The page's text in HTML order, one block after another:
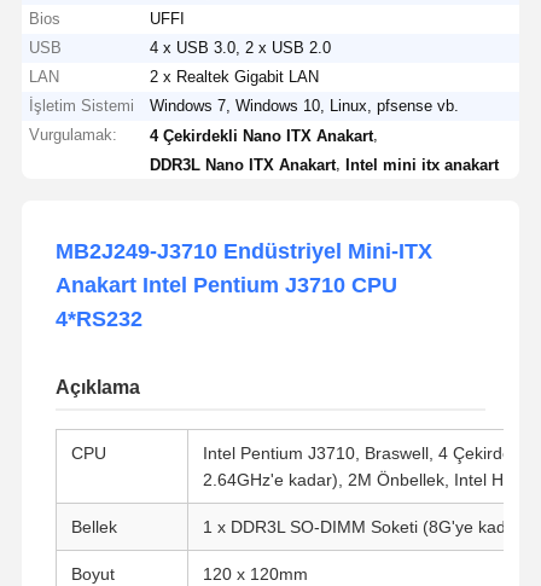
Bios
UFFI
USB
4 x USB 3.0, 2 x USB 2.0
LAN
2 x Realtek Gigabit LAN
İşletim Sistemi
Windows 7, Windows 10, Linux, pfsense vb.
Vurgulamak:
4 Çekirdekli Nano ITX Anakart
DDR3L Nano ITX Anakart , Intel mini itx anakart
MB2J249-J3710 Endüstriyel Mini-ITX
Anakart Intel Pentium J3710 CPU
4*RS232
Açıklama
CPU
Intel Pentium J3710, Braswell, 4 Çekirdek,
2.64GHz'e kadar), 2M Önbellek, Intel HD
Bellek 1 x DDR3L SO-DIMM Soketi (8G'ye kadar,
Boyut 120 x 120mm